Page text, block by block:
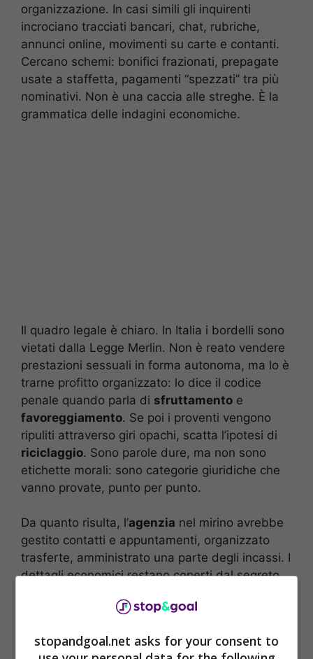
organizzazione. In casi simili gli inquirenti
incrociano tracciati bancari, chat, rubriche,
annunci online, movimenti su carte e contanti.
Cercano schemi: bonifici frazionati, prepagate
usate a staffetta, pagamenti “spezzati” tra più
nominativi. Non è una caccia alle streghe. È la
grammatica delle indagini economiche.
Il quadro legale è chiaro. In Italia i bordelli sono
vietati dalla Legge Merlin. Non è reato vendere
prestazioni sessuali in forma autonoma, ma lo è
trarne profitto organizzato: lo dice il codice
penale quando parla di sfruttamento e
favoreggiamento. Se poi i proventi vengono
ripuliti attraverso giri opachi, scatta l’ipotesi di
riciclaggio. Sono parole dure, ma non sono
etichette morali: sono categorie giuridiche che
vanno provate, punto per punto.
Da quanto risulta, l’agenzia nel mirino avrebbe
gestito contatti e appuntamenti, organizzato
trasferte, amministrato una parte degli incassi. I
dettagli economici restano coperti dal segreto
percentuali o listini. Chi dice di conoscerli oggi,
stopandgoal.net asks for your consent to